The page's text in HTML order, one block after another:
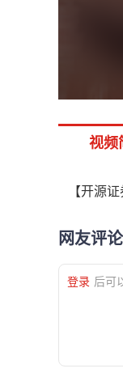
视频
【开源
网友评论
登录 后可